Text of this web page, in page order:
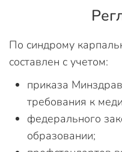
По синдрому
составлен с учетом:
приказа
требования к
федерального
образовании;